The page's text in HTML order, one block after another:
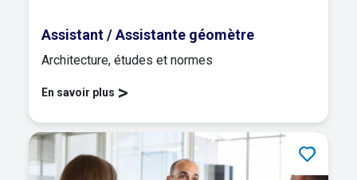
Assistant / Assistante géomètre
Architecture, études et normes
En savoir plus >